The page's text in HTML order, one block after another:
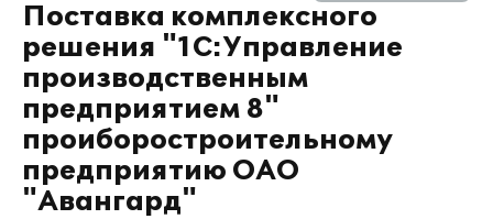
Поставка комплексного
решения "1С:Управление
производственным
предприятием 8"
проиборостроительному
предприятию ОАО
"Авангард"